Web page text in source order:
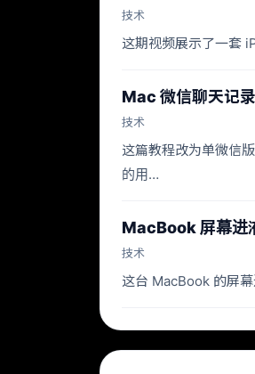
技术
这期视频展示了一套
Mac 微信聊天记
技术
这篇教程改为单微信
的用…
MacBook 屏幕进
技术
这台 MacBook 的屏